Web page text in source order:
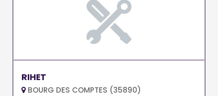
RIHET
BOURG DES COMPTES (35890)